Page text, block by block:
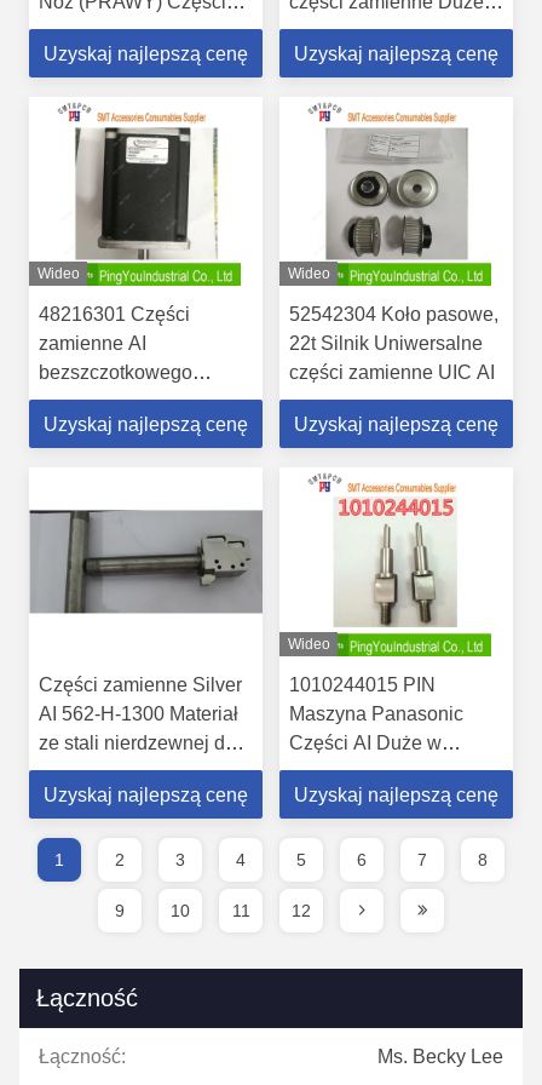
maszyn Panasonic AI
Duże na magazynie
Uzyskaj najlepszą cenę
magazynie
Uzyskaj najlepszą cenę
Wideo
48216301 Części
zamienne AI
bezszczotkowego
enkodera prądu stałego
silnika
Uzyskaj najlepszą cenę
Wideo
52542304 Koło pasowe,
22t Silnik Uniwersalne
części zamienne UIC AI
Uzyskaj najlepszą cenę
Części zamienne Silver
AI 562-H-1300 Materiał
ze stali nierdzewnej do
maszyny TDK AI
Uzyskaj najlepszą cenę
Wideo
1010244015 PIN
Maszyna Panasonic
Części AI Duże w
magazynie
Uzyskaj najlepszą cenę
1 2 3 4 5 6 7 8
9 10 11 12
Łączność
Łączność: Ms. Becky Lee